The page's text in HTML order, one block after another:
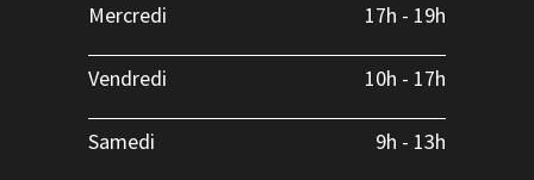
Mercredi 17h - 19h
Vendredi 10h - 17h
Samedi 9h - 13h